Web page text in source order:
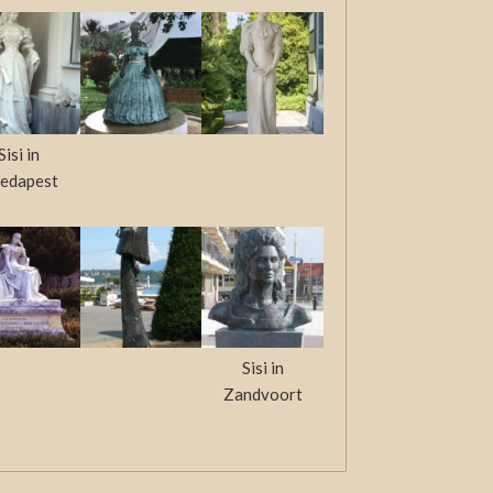
in
Sisi in
Zandvoort